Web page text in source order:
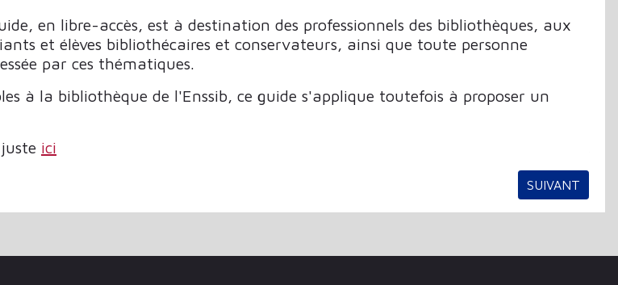
en libre-accès, est à destination des professionnels des bibliothèques, aux
et élèves bibliothécaires et conservateurs, ainsi que toute personne
par ces thématiques.
à la bibliothèque de l'Enssib, ce guide s'applique toutefois à proposer un
ici
CHOISIR ? » – 7 DÉCEMBRE 2023 ARTICLE
SUIVANT